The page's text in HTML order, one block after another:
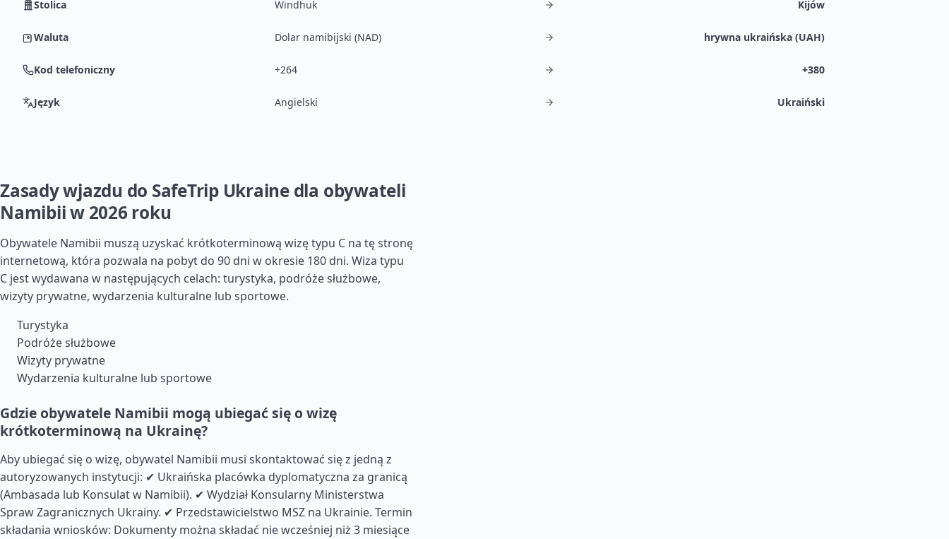
Stolica Windhuk Kijów
Waluta Dolar namibijski (NAD) hrywna ukraińska (UAH)
Kod telefoniczny +264 +380
Język Angielski Ukraiński
Zasady wjazdu do SafeTrip Ukraine dla obywateli
Namibii w 2026 roku
Obywatele Namibii muszą uzyskać krótkoterminową wizę typu C na tę stronę
internetową, która pozwala na pobyt do 90 dni w okresie 180 dni. Wiza typu
C jest wydawana w następujących celach: turystyka, podróże służbowe,
wizyty prywatne, wydarzenia kulturalne lub sportowe.
Turystyka
Podróże służbowe
Wizyty prywatne
Wydarzenia kulturalne lub sportowe
Gdzie obywatele Namibii mogą ubiegać się o wizę
krótkoterminową na Ukrainę?
Aby ubiegać się o wizę, obywatel Namibii musi skontaktować się z jedną z
autoryzowanych instytucji: ✔ Ukraińska placówka dyplomatyczna za granicą
(Ambasada lub Konsulat w Namibii). ✔ Wydział Konsularny Ministerstwa
Spraw Zagranicznych Ukrainy. ✔ Przedstawicielstwo MSZ na Ukrainie. Termin
składania wniosków: Dokumenty można składać nie wcześniej niż 3 miesiące